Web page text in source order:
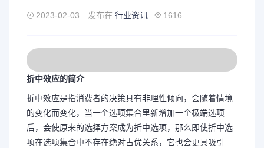
2023-02-03 发布在 行业资讯 1616
折中效应的简介
折中效应是指消费者的决策具有非理性倾向，会随着情境
的变化而变化，当一个选项集合里新增加一个极端选项
后，会使原来的选择方案成为折中选项，那么即使折中选
项在选项集合中不存在绝对占优关系，它也会更具吸引